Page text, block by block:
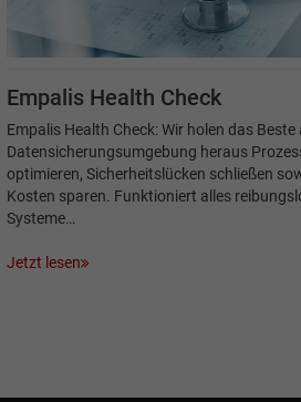
Empalis Health Check
Empalis Health Check: Wir holen das Beste
Datensicherungs­umgebung heraus
optimieren, Sicherheitslücken schließen
Kosten sparen. Funktioniert alles
Systeme…
Jetzt lesen